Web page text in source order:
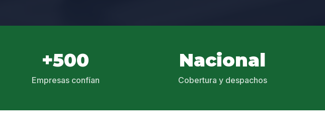
+500
Empresas confían
Nacional
Cobertura y despachos